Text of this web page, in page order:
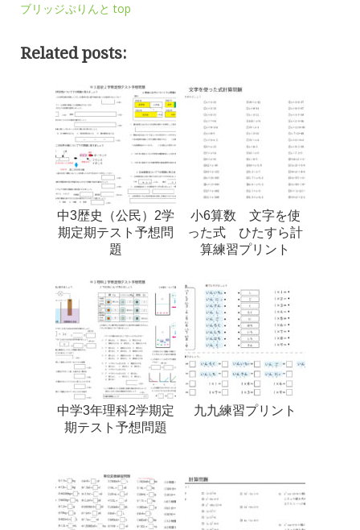
ブリッジぷりんと top
Related posts:
中3歴史（公民）2学
期定期テスト予想問
題
小6算数 文字を使
った式 ひたすら計
算練習プリント
中学3年理科2学期定
期テスト予想問題
九九練習プリント